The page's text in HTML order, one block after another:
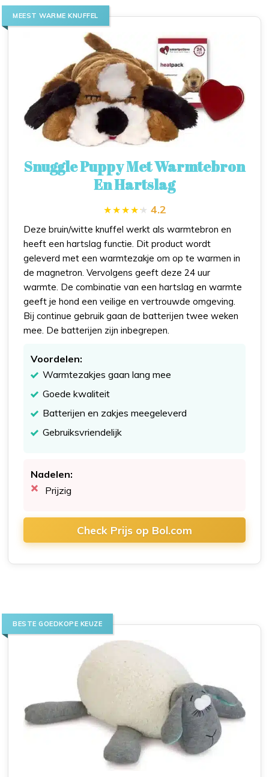
MEEST WARME KNUFFEL
Snuggle Puppy Met Warmtebron
En Hartslag
4.2
Deze bruin/witte knuffel werkt als warmtebron en
heeft een hartslag functie. Dit product wordt
geleverd met een warmtezakje om op te warmen in
de magnetron. Vervolgens geeft deze 24 uur
warmte. De combinatie van een hartslag en warmte
geeft je hond een veilige en vertrouwde omgeving.
Bij continue gebruik gaan de batterijen twee weken
mee. De batterijen zijn inbegrepen.
Voordelen:
Warmtezakjes gaan lang mee
Goede kwaliteit
Batterijen en zakjes meegeleverd
Gebruiksvriendelijk
Nadelen:
Prijzig
Check Prijs op Bol.com
BESTE GOEDKOPE KEUZE